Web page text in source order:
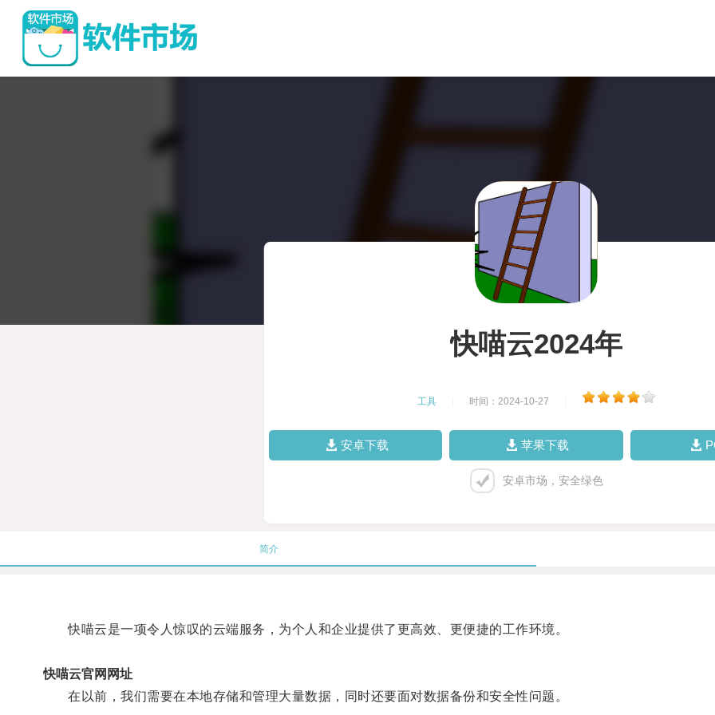
快喵云2024年
工具 时间：2024-10-27
安卓下载 苹果下载
安卓市场，安全绿色
简介
快喵云是一项令人惊叹的云端服务，为个人和企业提供了更高效、更便捷的工作环境。
快喵云官网网址
在以前，我们需要在本地存储和管理大量数据，同时还要面对数据备份和安全性问题。